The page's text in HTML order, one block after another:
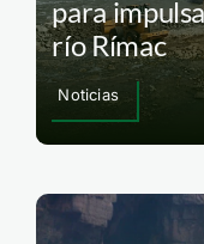
para
río Rímac
Noticias